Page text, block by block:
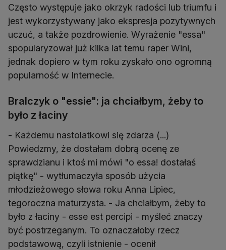
Często występuje jako okrzyk radości lub triumfu i
jest wykorzystywany jako ekspresja pozytywnych
uczuć, a także pozdrowienie. Wyrażenie "essa"
spopularyzował już kilka lat temu raper Wini,
jednak dopiero w tym roku zyskało ono ogromną
popularność w Internecie.
Bralczyk o "essie": ja chciałbym, żeby to
było z łaciny
- Każdemu nastolatkowi się zdarza (...)
Powiedzmy, że dostałam dobrą ocenę ze
sprawdzianu i ktoś mi mówi "o essa! dostałaś
piątkę" - wytłumaczyła sposób użycia
młodzieżowego słowa roku Anna Lipiec,
tegoroczna maturzysta. - Ja chciałbym, żeby to
było z łaciny - esse est percipi - myśleć znaczy
być postrzeganym. To oznaczałoby rzecz
podstawową, czyli istnienie - ocenił